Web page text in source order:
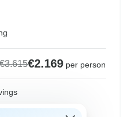
€3.615€2.169 per person
genutztem